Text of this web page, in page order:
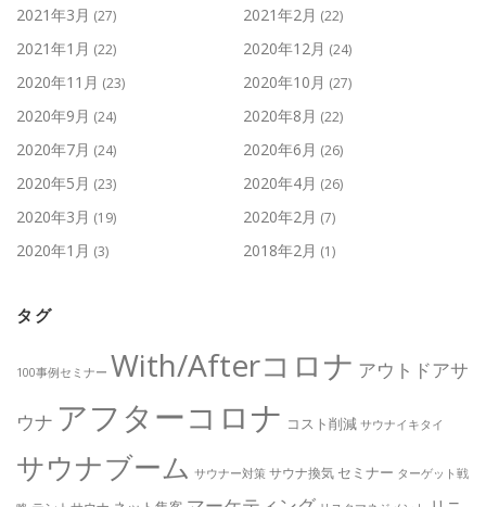
2021年3月 (27) 2021年2月 (22)
2021年1月 (22) 2020年12月 (24)
2020年11月 (23) 2020年10月 (27)
2020年9月 (24) 2020年8月 (22)
2020年7月 (24) 2020年6月 (26)
2020年5月 (23) 2020年4月 (26)
2020年3月 (19) 2020年2月 (7)
2020年1月 (3) 2018年2月 (1)
タグ
100事例セミナー With/Afterコロナ アウトドアサ
ウナ アフターコロナ コスト削減 サウナイキタイ
サウナブーム サウナー対策 サウナ換気 セミナー ターゲット戦